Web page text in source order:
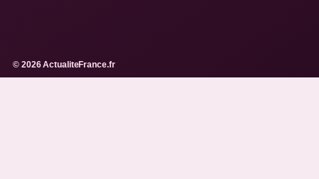
© 2026 ActualiteFrance.fr